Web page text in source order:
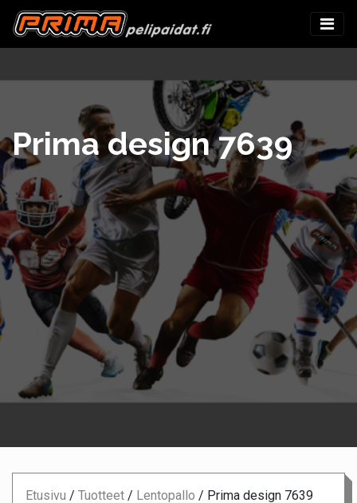
Prima design 7639
Etusivu / Tuotteet / Lentopallo / Prima design 7639